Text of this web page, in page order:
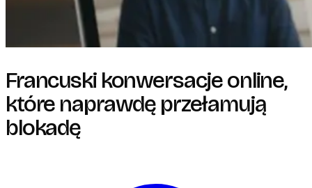
Francuski konwersacje online,
które naprawdę przełamują
blokadę